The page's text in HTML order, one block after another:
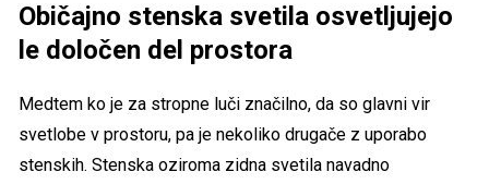
Običajno stenska svetila osvetljujejo
le določen del prostora
Medtem ko je za stropne luči značilno, da so glavni vir
svetlobe v prostoru, pa je nekoliko drugače z uporabo
stenskih. Stenska oziroma zidna svetila navadno